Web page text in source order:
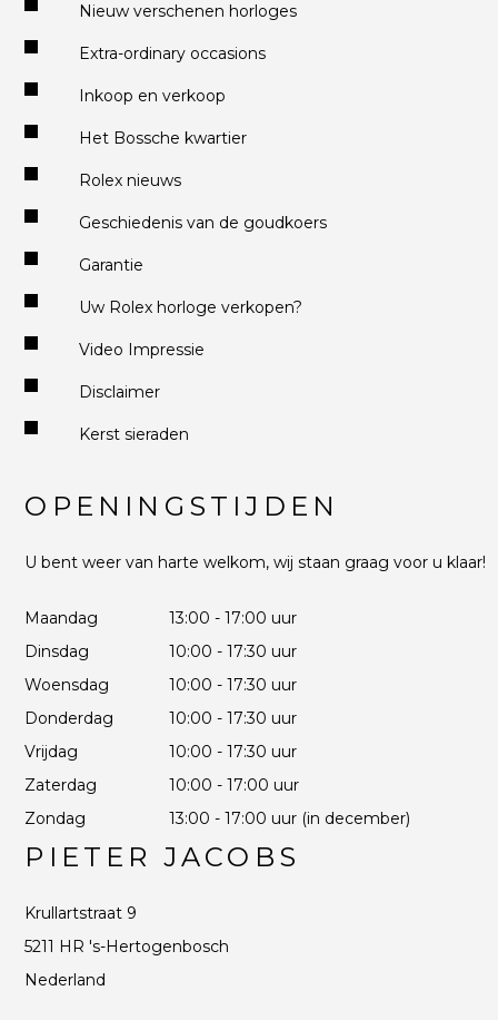
Nieuw verschenen horloges
Extra-ordinary occasions
Inkoop en verkoop
Het Bossche kwartier
Rolex nieuws
Geschiedenis van de goudkoers
Garantie
Uw Rolex horloge verkopen?
Video Impressie
Disclaimer
Kerst sieraden
OPENINGSTIJDEN
U bent weer van harte welkom, wij staan graag voor u klaar!
Maandag
13:00 - 17:00 uur
Dinsdag
10:00 - 17:30 uur
Woensdag
10:00 - 17:30 uur
Donderdag
10:00 - 17:30 uur
Vrijdag
10:00 - 17:30 uur
Zaterdag
10:00 - 17:00 uur
Zondag
13:00 - 17:00 uur (in december)
PIETER JACOBS
Krullartstraat 9
5211 HR 's-Hertogenbosch
Nederland